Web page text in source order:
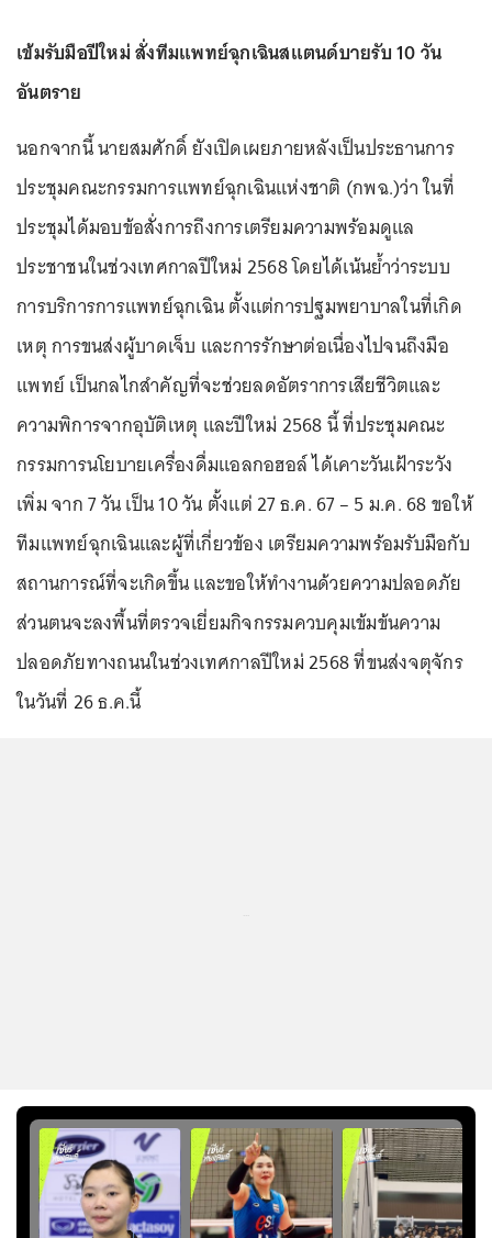
เข้มรับมือปีใหม่ สั่งทีมแพทย์ฉุกเฉินสแตนด์บายรับ 10 วัน
อันตราย
นอกจากนี้ นายสมศักดิ์ ยังเปิดเผยภายหลังเป็นประธานการ
ประชุมคณะกรรมการแพทย์ฉุกเฉินแห่งชาติ (กพฉ.)ว่า ในที่
ประชุมได้มอบข้อสั่งการถึงการเตรียมความพร้อมดูแล
ประชาชนในช่วงเทศกาลปีใหม่ 2568 โดยได้เน้นย้ำว่าระบบ
การบริการการแพทย์ฉุกเฉิน ตั้งแต่การปฐมพยาบาลในที่เกิด
เหตุ การขนส่งผู้บาดเจ็บ และการรักษาต่อเนื่องไปจนถึงมือ
แพทย์ เป็นกลไกสำคัญที่จะช่วยลดอัตราการเสียชีวิตและ
ความพิการจากอุบัติเหตุ และปีใหม่ 2568 นี้ ที่ประชุมคณะ
กรรมการนโยบายเครื่องดื่มแอลกอฮอล์ ได้เคาะวันเฝ้าระวัง
เพิ่ม จาก 7 วัน เป็น 10 วัน ตั้งแต่ 27 ธ.ค. 67 – 5 ม.ค. 68 ขอให้
ทีมแพทย์ฉุกเฉินและผู้ที่เกี่ยวข้อง เตรียมความพร้อมรับมือกับ
สถานการณ์ที่จะเกิดขึ้น และขอให้ทำงานด้วยความปลอดภัย
ส่วนตนจะลงพื้นที่ตรวจเยี่ยมกิจกรรมควบคุมเข้มข้นความ
ปลอดภัยทางถนนในช่วงเทศกาลปีใหม่ 2568 ที่ขนส่งจตุจักร
ในวันที่ 26 ธ.ค.นี้